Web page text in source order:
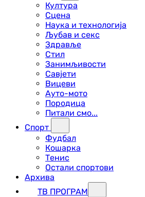
Култура
Сцена
Наука и технологија
Љубав и секс
Здравље
Стил
Занимљивости
Савјети
Вицеви
Ауто-мото
Породица
Питали смо...
Спорт
Фудбал
Кошарка
Тенис
Остали спортови
Архива
ТВ ПРОГРАМ